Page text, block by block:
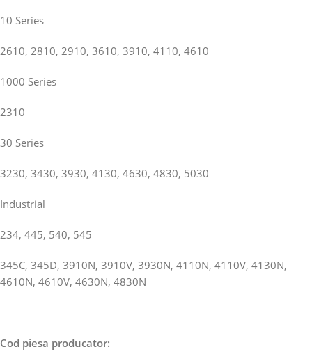
10 Series
2610, 2810, 2910, 3610, 3910, 4110, 4610
1000 Series
2310
30 Series
3230, 3430, 3930, 4130, 4630, 4830, 5030
Industrial
234, 445, 540, 545
345C, 345D, 3910N, 3910V, 3930N, 4110N, 4110V, 4130N,
4610N, 4610V, 4630N, 4830N
Cod piesa producator: